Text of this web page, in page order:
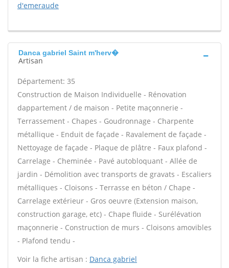
d'emeraude
Danca gabriel Saint m'herv�
Artisan
Département: 35
Construction de Maison Individuelle - Rénovation
dappartement / de maison - Petite maçonnerie -
Terrassement - Chapes - Goudronnage - Charpente
métallique - Enduit de façade - Ravalement de façade -
Nettoyage de façade - Plaque de plâtre - Faux plafond -
Carrelage - Cheminée - Pavé autobloquant - Allée de
jardin - Démolition avec transports de gravats - Escaliers
métalliques - Cloisons - Terrasse en béton / Chape -
Carrelage extérieur - Gros oeuvre (Extension maison,
construction garage, etc) - Chape fluide - Surélévation
maçonnerie - Construction de murs - Cloisons amovibles
- Plafond tendu -
Voir la fiche artisan : Danca gabriel